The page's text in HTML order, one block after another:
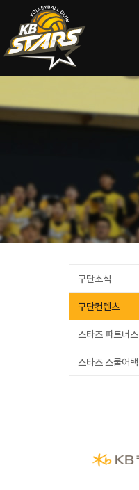
구단소식
구단컨텐츠
스타즈 파트너스
스타즈 스쿨어택